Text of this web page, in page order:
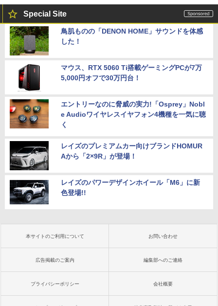
Special Site
鳥肌ものの「DENON HOME」サウンドを体感
した！
マウス、RTX 5060 Ti搭載ゲーミングPCが7万
5,000円オフで30万円台！
エントリーなのに脅威の実力!「Osprey」Nobl
e Audioワイヤレスイヤフォン4機種を一気に聴
く
レイズのプレミアムカー向けブランドHOMUR
Aから「2×9R」が登場！
レイズのパワーデザインホイール「M6」に新
色登場!!
本サイトのご利用について お問い合わせ
広告掲載のご案内 編集部へのご連絡
プライバシーポリシー 会社概要